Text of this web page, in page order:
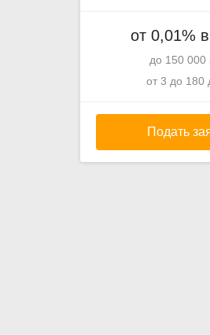
от 0,01%
до 150 000
от 3 до 180
Подать